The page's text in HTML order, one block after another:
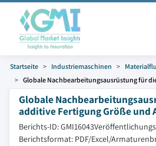
Startseite Industriemaschinen
Globale Nachbearbeitungsausrüstung für
Globale
additive Fertigung Größe und
Berichts-ID: GMI16043
Berichtsformat: PDF/Excel/